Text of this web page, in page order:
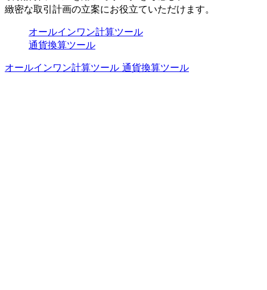
緻密な取引計画の立案にお役立ていただけます。
オールインワン計算ツール
通貨換算ツール
オールインワン計算ツール 通貨換算ツール